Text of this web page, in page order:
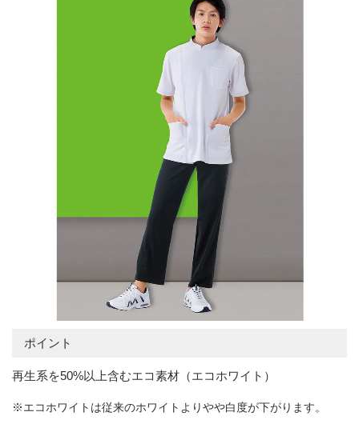
ポイント
再生系を50%以上含むエコ素材（エコホワイト）
※エコホワイトは従来のホワイトよりやや白度が下がります。